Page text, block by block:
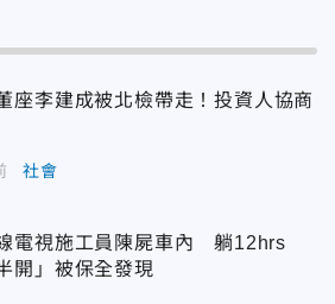
座李建成被北檢帶走！投資人協商
社會
電視施工員陳屍車內 躺12hrs
開」被保全發現